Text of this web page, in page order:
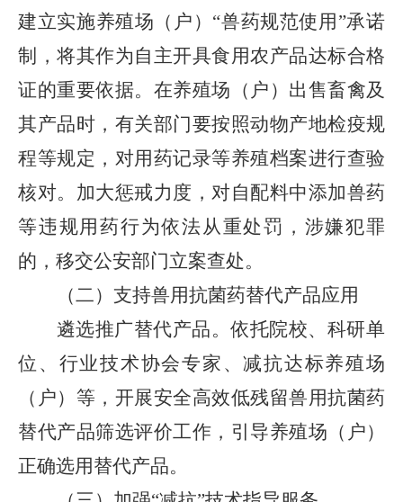
建立实施养殖场（户） “兽药规范使用”承诺
制，将其作为自主开具食用农产品达标合格
证的重要依据。在养殖场（户）出售畜禽及
其产品时，有关部门要按照动物产地检疫规
程等规定，对用药记录等养殖档案进行查验
核对。加大惩戒力度，对自配料中添加兽药
等违规用药行为依法从重处罚， 涉嫌犯罪
的，移交公安部门立案查处。
（二）支持兽用抗菌药替代产品应用
遴选推广替代产品。依托院校、科研单
位、行业技术协会专家、减抗达标养殖场
（户）等，开展安全高效低残留兽用抗菌药
替代产品筛选评价工作，引导养殖场（户）
正确选用替代产品。